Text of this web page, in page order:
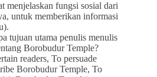
menjelaskan fungsi sosial dari
untuk memberikan informasi
tujuan utama penulis menulis
Borobudur Temple?
readers, To persuade
Borobudur Temple, To